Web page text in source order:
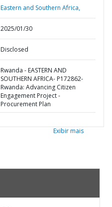
Eastern and Southern Africa,
2025/01/30
Disclosed
Rwanda - EASTERN AND
SOUTHERN AFRICA- P172862-
Rwanda: Advancing Citizen
Engagement Project -
Procurement Plan
Exibir mais